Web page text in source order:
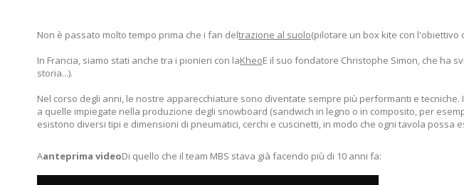
Non è passato molto tempo prima che i fan deltrazione al suolo(pilotare un box kite con
In Francia, siamo stati anche tra i pionieri con laKheoE il suo fondatore Christophe Simon, che ha
storia...).
Nel corso degli anni, le nostre apparecchiature sono diventate sempre più performanti e tecniche.
a quelle impiegate nella produzione degli snowboard (sandwich in legno o in composito, per
esistono diversi tipi e dimensioni di pneumatici, cerchi e cuscinetti, in modo che ogni tavola
Aanteprima videoDi quello che il team MBS stava già facendo più di 10 anni fa: